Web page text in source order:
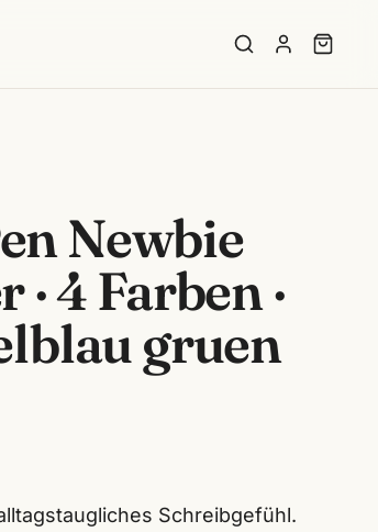
Newbie
4 Farben ·
gruen
Schreibgefühl.